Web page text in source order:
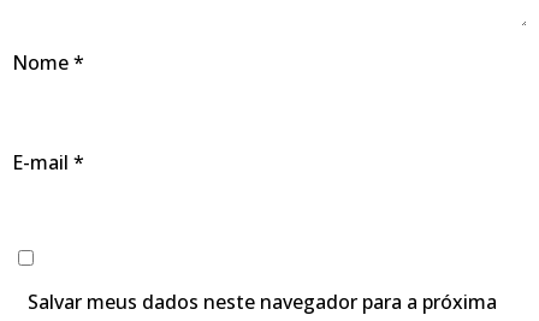
Nome*
E-mail *
Salvar meus dados neste navegador para a próxima